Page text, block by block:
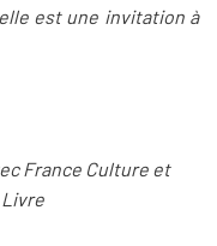
est une invitation à
France Culture et